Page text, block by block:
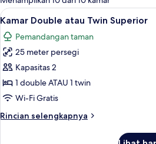
kamar
Lihat
semua
foto
untuk
Kamar
Double
atau
Superior
3
Kamar Double atau Twin Superior
Pemandangan taman
25 meter persegi
Kapasitas 2
1 double ATAU 1 twin
Wi-Fi Gratis
Rincian selengkapnya
Rincian